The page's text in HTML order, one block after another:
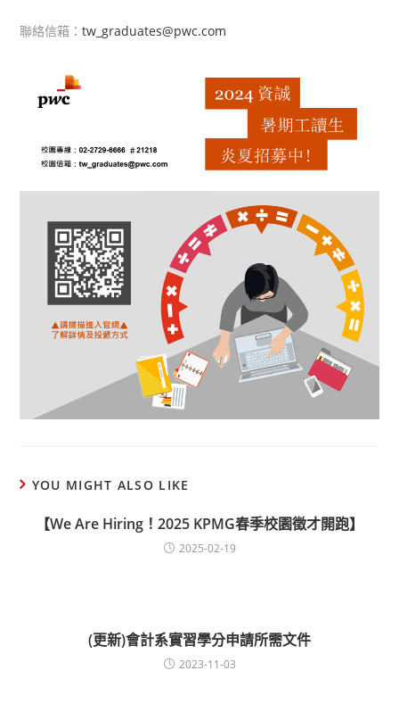
聯絡信箱：tw_graduates@pwc.com
YOU MIGHT ALSO LIKE
【We Are Hiring！2025 KPMG春季校園徵才開跑】
2025-02-19
(更新)會計系實習學分申請所需文件
2023-11-03